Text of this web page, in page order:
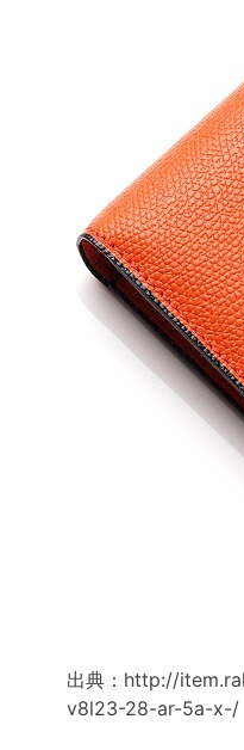
出典：http://
v8l23-28-ar-5a-x-/